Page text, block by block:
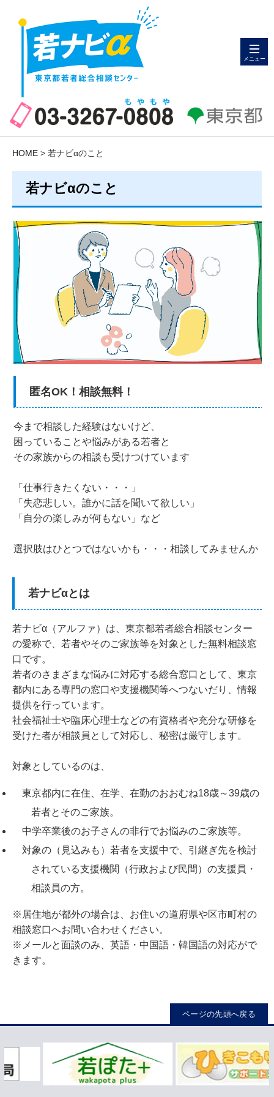
メニュー
HOME > 若ナビαのこと
若ナビαのこと
匿名OK！相談無料！
今まで相談した経験はないけど、
困っていることや悩みがある若者と
その家族からの相談も受けつけています
「仕事行きたくない・・・」
「失恋悲しい。誰かに話を聞いて欲しい」
「自分の楽しみが何もない」など
選択肢はひとつではないかも・・・相談してみませんか
若ナビαとは
若ナビα（アルファ）は、東京都若者総合相談センター
の愛称で、若者やそのご家族等を対象とした無料相談窓
口です。
若者のさまざまな悩みに対応する総合窓口として、東京
都内にある専門の窓口や支援機関等へつないだり、情報
提供を行っています。
社会福祉士や臨床心理士などの有資格者や充分な研修を
受けた者が相談員として対応し、秘密は厳守します。
対象としているのは、
東京都内に在住、在学、在勤のおおむね18歳～39歳の
若者とそのご家族。
中学卒業後のお子さんの非行でお悩みのご家族等。
対象の（見込みも）若者を支援中で、引継ぎ先を検討
されている支援機関（行政および民間）の支援員・
相談員の方。
※居住地が都外の場合は、お住いの道府県や区市町村の
相談窓口へお問い合わせください。
※メールと面談のみ、英語・中国語・韓国語の対応がで
きます。
ページの先頭へ戻る